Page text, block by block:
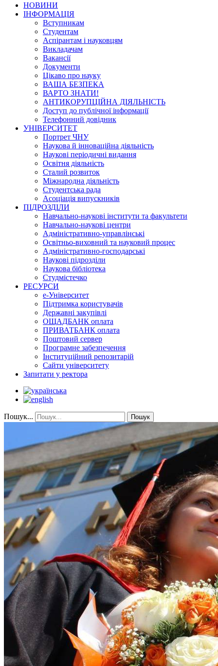
НОВИНИ
ІНФОРМАЦІЯ
Вступникам
Студентам
Аспірантам і науковцям
Викладачам
Вакансії
Документи
Цікаво про науку
ВАША БЕЗПЕКА
ВАРТО ЗНАТИ!
АНТИКОРУПЦІЙНА ДІЯЛЬНІСТЬ
Доступ до публічної інформації
Телефонний довідник
УНІВЕРСИТЕТ
Портрет ЧНУ
Наукова й інноваційна діяльність
Наукові періодичні видання
Освітня діяльність
Сталий розвиток
Міжнародна діяльність
Студентська рада
Асоціація випускників
ПІДРОЗДІЛИ
Навчально-наукові інститути та факультети
Навчально-наукові центри
Адміністративно-управлінські
Освітньо-виховний та науковий процес
Адміністративно-господарські
Наукові підрозділи
Наукова бібліотека
Студмістечко
РЕСУРСИ
е-Університет
Підтримка користувачів
Державні закупівлі
ОЩАДБАНК оплата
ПРИВАТБАНК оплата
Поштовий сервер
Програмне забезпечення
Інституційний репозитарій
Сайти університету
Запитати у ректора
Пошук... Пошук